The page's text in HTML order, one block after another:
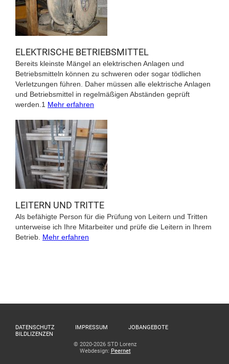
ELEKTRISCHE BETRIEBSMITTEL
Bereits kleinste Mängel an elektrischen Anlagen und
Betriebsmitteln können zu schweren oder sogar tödlichen
Verletzungen führen. Daher müssen alle elektrische Anlagen
und Betriebsmittel in regelmäßigen Abständen geprüft
werden.1 Mehr erfahren
LEITERN UND TRITTE
Als befähigte Person für die Prüfung von Leitern und Tritten
unterweise ich Ihre Mitarbeiter und prüfe die Leitern in Ihrem
Betrieb. Mehr erfahren
DATENSCHUTZ IMPRESSUM
JOBANGEBOTE
BILDLIZENZEN
© 2020-2026 STD Lorenz
Webdesign: Peernet